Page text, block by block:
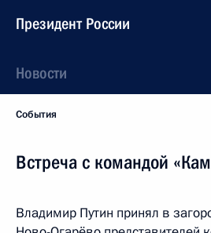
Президент России
Новости
События
Встреча с командой
Владимир Путин принял в